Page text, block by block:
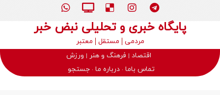
پایگاه خبری و تحلیلی نبض خبر
مردمی مستقل
معتبر
اقتصاد
فرهنگ و هنر
ورزش
تماس باما درباره ما جستجو